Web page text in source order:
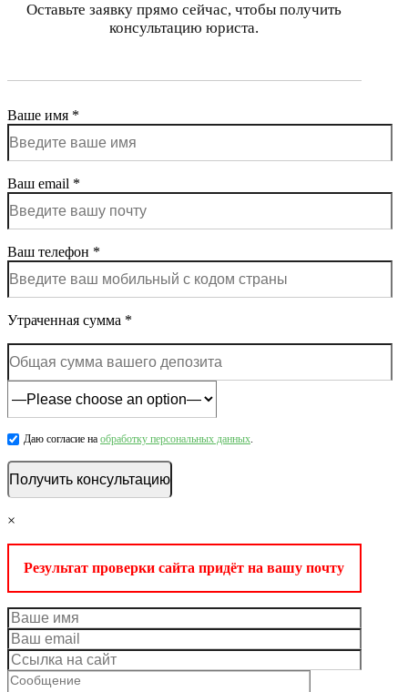
Оставьте заявку прямо сейчас, чтобы получить
консультацию юриста.
Ваше имя *
Ваш email *
Ваш телефон *
Утраченная сумма *
Даю согласие на обработку персональных данных.
×
Результат проверки сайта придёт на вашу почту